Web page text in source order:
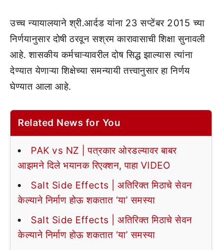
उच्च न्यायालयाने श्री.आर्दड यांना 23 सप्टेंबर 2015 च्या
निर्णयानुसार दोषी ठरवून सश्रम कारावासाची शिक्षा सुनावली
आहे. शासकीय कर्मचाऱ्यावरील दोष सिद्ध झाल्यास त्यांना
देण्यात येणाऱ्या शिक्षेच्या समन्यायी तत्त्वानुसार हा निर्णय
घेण्यात आला आहे.
Related News for You
PAK vs NZ | पत्रकार ओरडल्यावर बाबर
आझमने दिले भयानक रिएक्शन, पाहा VIDEO
Salt Side Effects | अतिरिक्त मिठाचे सेवन
केल्याने निर्माण होऊ शकतात ‘या’ समस्या
Salt Side Effects | अतिरिक्त मिठाचे सेवन
केल्याने निर्माण होऊ शकतात ‘या’ समस्या